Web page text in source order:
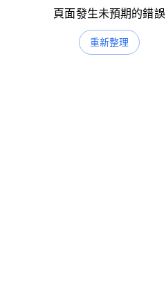
頁面發生未預期的錯誤
重新整理